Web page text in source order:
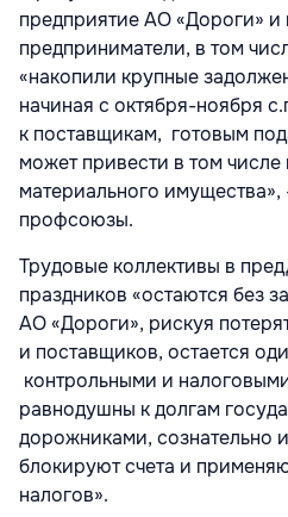
предприятие АО «Дороги» и
предприниматели, в том
«накопили крупные
начиная с октября-ноября
к поставщикам, готовым
может привести в том
материального
профсоюзы.
Трудовые коллективы в
праздников «остаются без
АО «Дороги», рискуя
и поставщиков, остается
контрольными и
равнодушны к долгам
дорожниками, сознательно
блокируют счета и
налогов».